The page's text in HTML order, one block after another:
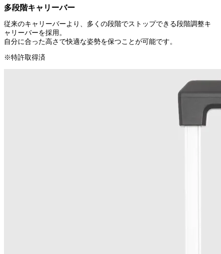
多段階キャリーバー
従来のキャリーバーより、多くの段階でストップできる段階調整キ
ャリーバーを採用。
自分に合った高さで快適な姿勢を保つことが可能です。
※特許取得済